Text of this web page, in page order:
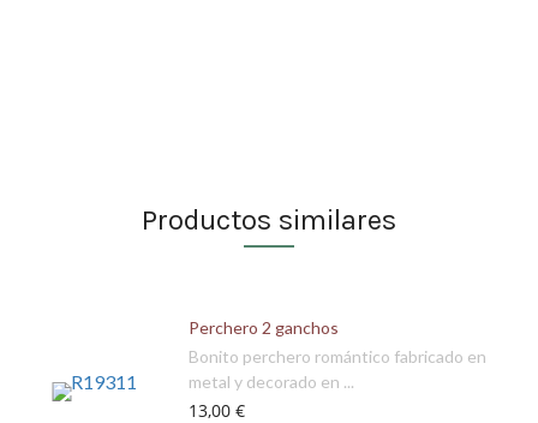
Productos similares
Perchero 2 ganchos
Bonito perchero romántico fabricado en
metal y decorado en ...
13,00 €